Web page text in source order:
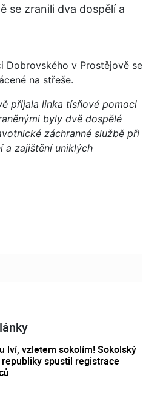
se zranili dva dospělí a
Dobrovského v Prostějově se
na střeše.
přijala linka tísňové pomoci
byly dvě dospělé
záchranné službě při
a zajištění uniklých
lví, vzletem sokolím! Sokolský
republiky spustil registrace